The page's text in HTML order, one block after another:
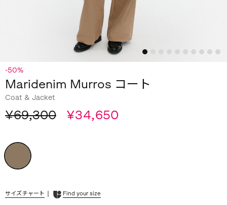
-50%
Maridenim Murros コート
Coat & Jacket
¥69,300 ¥34,650
サイズチャート Find your size